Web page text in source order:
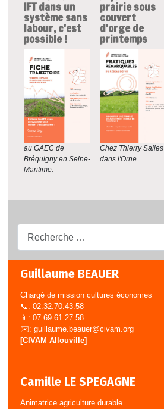
Guillaume BEAUER
Chargé de mission cultures économes
📞: 02.32.70.43.58
📱: 07.69.61.27.58
✉️: guillaume.beauer@civam.org
[CIVAM Allouville]
Camille LE SPEGAGNE
Animatrice agriculture durable
IFT dans un
système sans
labour, c'est
possible !
au GAEC de
Bréquigny en Seine-
Maritime.
prairie sous
couvert
d'orge de
printemps
Chez Thierry Salles
dans l'Orne.